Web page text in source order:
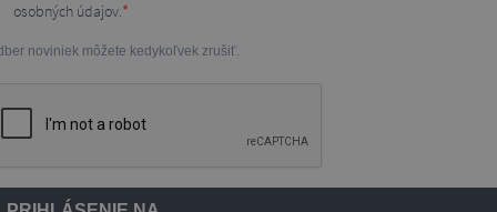
osobných údajov.
noviniek môžete kedykoľvek zrušiť.